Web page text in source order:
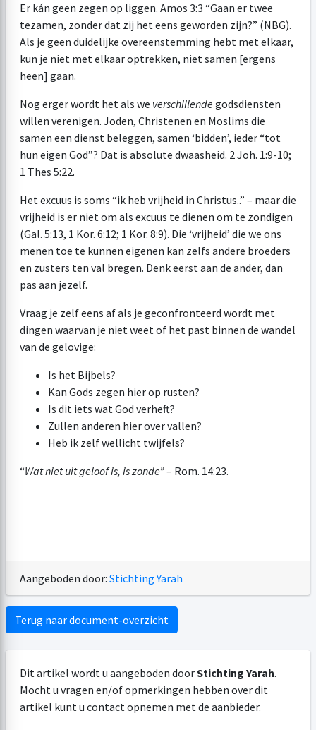
Er kán geen zegen op liggen. Amos 3:3 “Gaan er twee
tezamen, zonder dat zij het eens geworden zijn?” (NBG).
Als je geen duidelijke overeenstemming hebt met elkaar,
kun je niet met elkaar optrekken, niet samen [ergens
heen] gaan.
Nog erger wordt het als we verschillendegodsdiensten
willen verenigen. Joden, Christenen en Moslims die
samen een dienst beleggen, samen ‘bidden’, ieder “tot
hun eigen God”? Dat is absolute dwaasheid. 2 Joh. 1:9-10;
1 Thes 5:22.
Het excuus is soms “ik heb vrijheid in Christus..” – maar die
vrijheid is er niet om als excuus te dienen om te zondigen
(Gal. 5:13, 1 Kor. 6:12; 1 Kor. 8:9). Die ‘vrijheid’ die we ons
menen toe te kunnen eigenen kan zelfs andere broeders
en zusters ten val bregen. Denk eerst aan de ander, dan
pas aan jezelf.
Vraag je zelf eens af als je geconfronteerd wordt met
dingen waarvan je niet weet of het past binnen de wandel
van de gelovige:
Is het Bijbels?
Kan Gods zegen hier op rusten?
Is dit iets wat God verheft?
Zullen anderen hier over vallen?
Heb ik zelf wellicht twijfels?
“Wat niet uit geloof is, is zonde”– Rom. 14:23.
Aangeboden door: Stichting Yarah
Terug naar document-overzicht
Dit artikel wordt u aangeboden doorStichting Yarah.
Mocht u vragen en/of opmerkingen hebben over dit
artikel kunt u contact opnemen met de aanbieder.